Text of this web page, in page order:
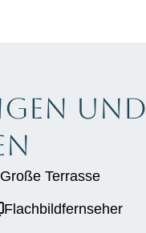
und
Große Terrasse
Flachbildfernseher